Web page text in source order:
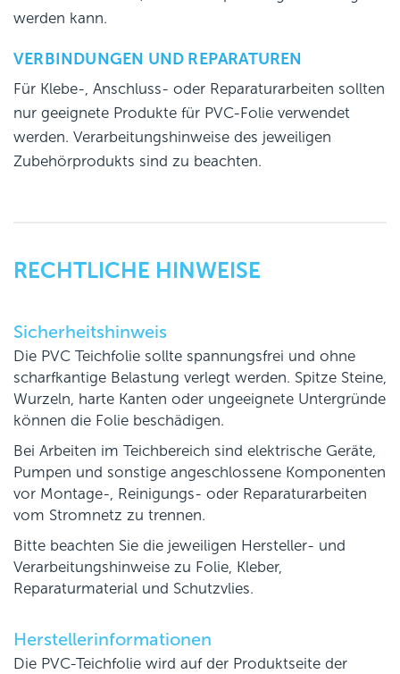
werden kann.
VERBINDUNGEN UND REPARATUREN
Für Klebe-, Anschluss- oder Reparaturarbeiten sollten
nur geeignete Produkte für PVC-Folie verwendet
werden. Verarbeitungshinweise des jeweiligen
Zubehörprodukts sind zu beachten.
RECHTLICHE HINWEISE
Sicherheitshinweis
Die PVC Teichfolie sollte spannungsfrei und ohne
scharfkantige Belastung verlegt werden. Spitze Steine,
Wurzeln, harte Kanten oder ungeeignete Untergründe
können die Folie beschädigen.
Bei Arbeiten im Teichbereich sind elektrische Geräte,
Pumpen und sonstige angeschlossene Komponenten
vor Montage-, Reinigungs- oder Reparaturarbeiten
vom Stromnetz zu trennen.
Bitte beachten Sie die jeweiligen Hersteller- und
Verarbeitungshinweise zu Folie, Kleber,
Reparaturmaterial und Schutzvlies.
Herstellerinformationen
Die PVC-Teichfolie wird auf der Produktseite der